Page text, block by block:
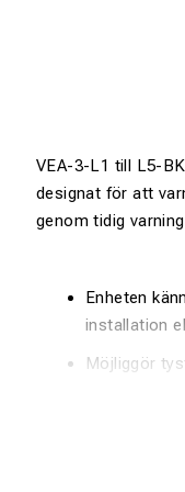
VEA-3-L1 till L5-
designat för att
genom tidig
Enheten
installation
Möjliggör